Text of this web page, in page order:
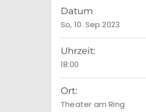
Datum
So, 10. Sep 2023
Uhrzeit:
18:00
Ort:
Theater am Ring